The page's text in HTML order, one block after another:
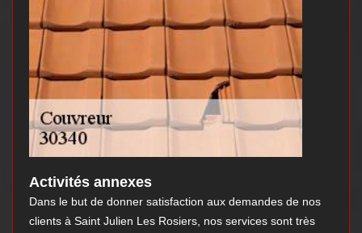
Activités annexes
Dans le but de donner satisfaction aux demandes de nos
clients à Saint Julien Les Rosiers, nos services sont très